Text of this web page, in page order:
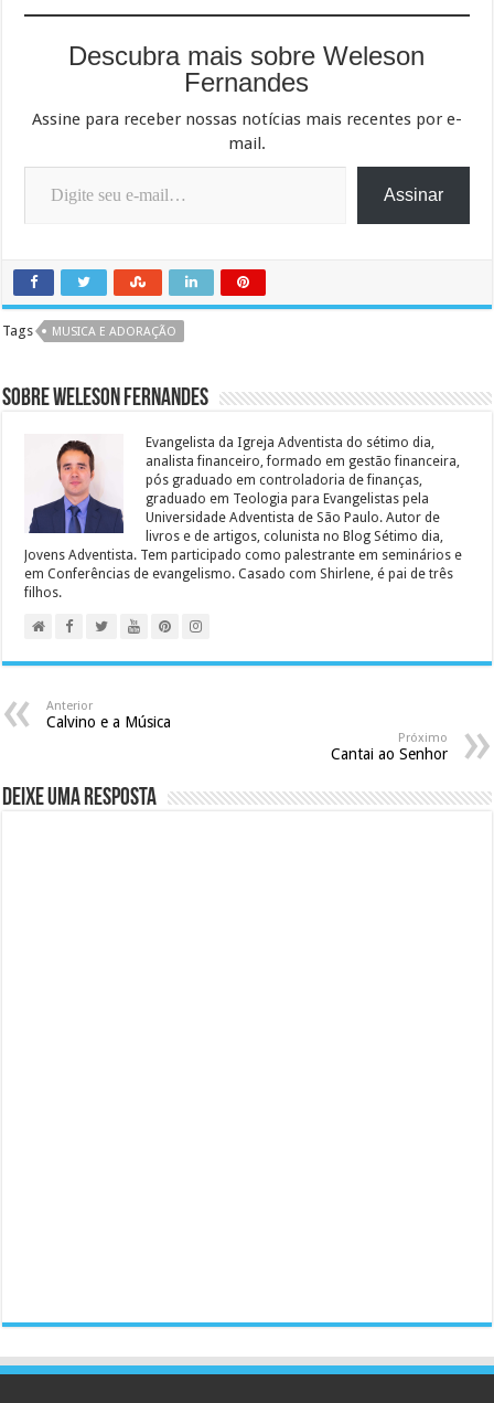
Descubra mais sobre Weleson
Fernandes
Assine para receber nossas notícias mais recentes por e-
mail.
Digite seu e-mail…
Assinar
Tags MUSICA E ADORAÇÃO
Sobre Weleson Fernandes
Evangelista da Igreja Adventista do sétimo dia,
analista financeiro, formado em gestão financeira,
pós graduado em controladoria de finanças,
graduado em Teologia para Evangelistas pela
Universidade Adventista de São Paulo. Autor de
livros e de artigos, colunista no Blog Sétimo dia,
Jovens Adventista. Tem participado como palestrante em seminários e
em Conferências de evangelismo. Casado com Shirlene, é pai de três
filhos.
Anterior
Calvino e a Música
Próximo
Cantai ao Senhor
Deixe uma resposta